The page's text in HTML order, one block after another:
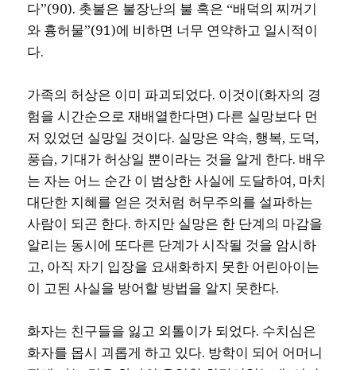
다”(90). 촛불은 불장난의 불 혹은 “배덕의 찌꺼기
와 흉허물”(91)에 비하면 너무 연약하고 일시적이
다.
가족의 허상은 이미 파괴되었다. 이것이(화자의 경
험을 시간순으로 재배열한다면) 다른 실망보다 먼
저 있었던 실망일 것이다. 실망은 약속, 행복, 도덕,
풍습, 기대가 허상일 뿐이라는 것을 알게 한다. 배우
는 자는 어느 순간 이 범상한 사실에 도달하여, 마치
대단한 지혜를 얻은 것처럼 허무주의를 설파하는
사람이 되곤 한다. 하지만 실망은 한 단계의 마감을
알리는 동시에 또다른 단계가 시작될 것을 암시하
고, 아직 자기 입장을 요새화하지 못한 어린아이는
이 고된 사실을 방어할 방법을 알지 못한다.
화자는 친구들을 잃고 외톨이가 되었다. 수치심은
화자를 몹시 괴롭게 하고 있다. 방학이 되어 어머니